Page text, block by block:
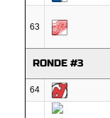
63
RONDE #3
64